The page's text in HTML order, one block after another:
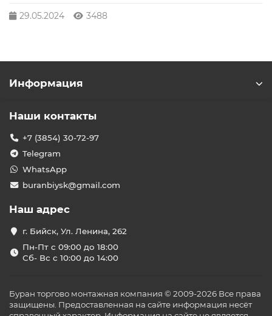
29.05.2024 3488
Информация
Наши контакты
+7 (3854) 30-72-97
Telegram
WhatsApp
buranbiysk@gmail.com
Наш адрес
г. Бийск, Ул. Ленина, 262
Пн-Пт с 09:00 до 18:00
Сб- Вс с 10:00 до 14:00
Буран торгово монтажная компания © 2009-2026 Все права
защищены. Предоставленная на сайте информация несёт